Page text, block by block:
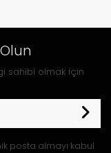
sahibi olmak için
posta almayı kabul